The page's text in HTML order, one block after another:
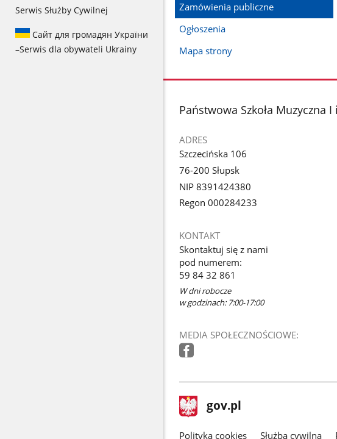
Serwis Służby Cywilnej
Сайт для громадян України
–Serwis dla obywateli Ukrainy
Zamówienia publiczne
Ogłoszenia
Mapa strony
stopka
Państwowa Szkoła Muzyczna
ADRES
Szczecińska 106
76-200 Słupsk
NIP 8391424380
Regon 000284233
KONTAKT
Skontaktuj się z nami
pod numerem:
59 84 32 861
W dni robocze
w godzinach: 7:00-17:00
MEDIA SPOŁECZNOŚCIOWE:
stopka
gov.pl Strona
gov.pl
Polityka cookies Służba cywilna